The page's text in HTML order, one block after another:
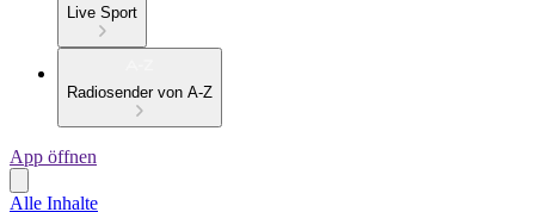
Live Sport
Radiosender von A-Z
App öffnen
Alle Inhalte